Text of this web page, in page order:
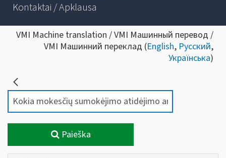
Kontaktai / Apklausa
VMI Machine translation / VMI Машинный перевод /
VMI Машинний переклад (English, Русский,
Українська)
Paieška